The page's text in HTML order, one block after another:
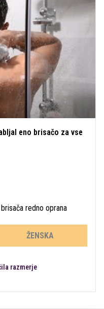
eno brisačo za vse
redno oprana
ŽENSKA
razmerje